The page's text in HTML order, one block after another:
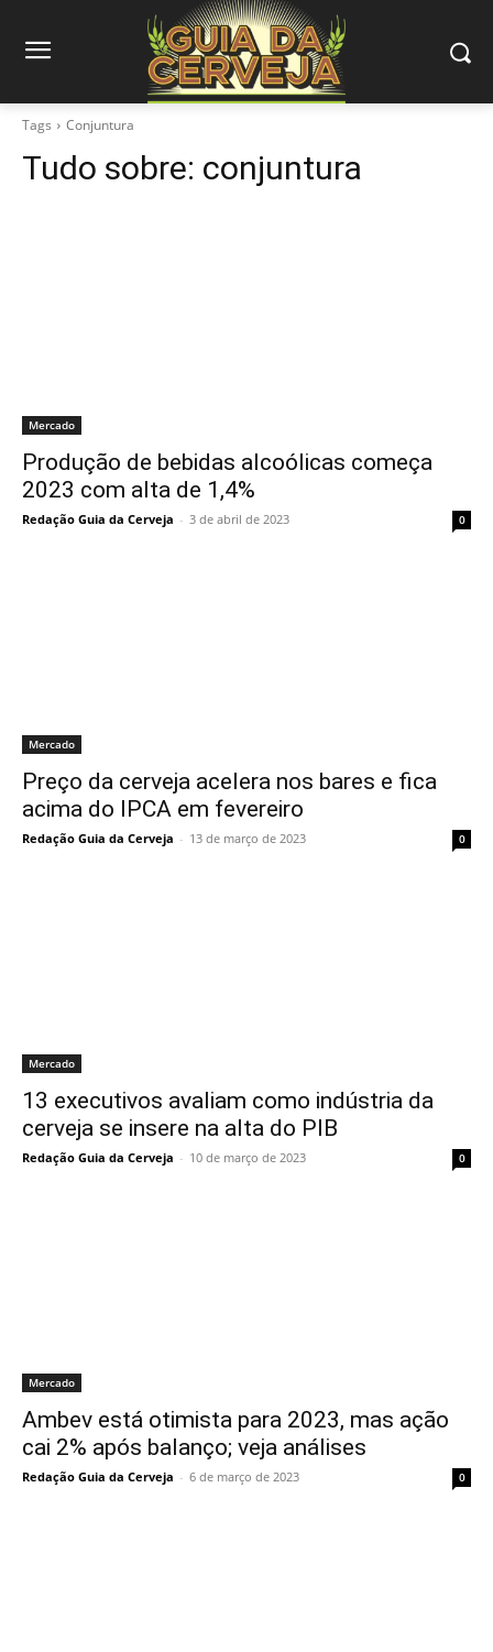
Tags Conjuntura
Tudo sobre: conjuntura
Mercado
Produção de bebidas alcoólicas começa
2023 com alta de 1,4%
Redação Guia da Cerveja - 3 de abril de 2023 0
Mercado
Preço da cerveja acelera nos bares e fica
acima do IPCA em fevereiro
Redação Guia da Cerveja - 13 de março de 2023 0
Mercado
13 executivos avaliam como indústria da
cerveja se insere na alta do PIB
Redação Guia da Cerveja - 10 de março de 2023 0
Mercado
Ambev está otimista para 2023, mas ação
cai 2% após balanço; veja análises
Redação Guia da Cerveja - 6 de março de 2023 0